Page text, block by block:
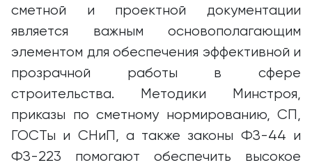
сметной и проектной документации
является важным основополагающим
элементом для обеспечения эффективной и
прозрачной работы в сфере
строительства. Методики Минстроя,
приказы по сметному нормированию, СП,
ГОСТы и СНиП, а также законы ФЗ-44 и
ФЗ-223 помогают обеспечить высокое